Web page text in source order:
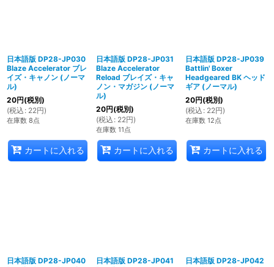
日本語版 DP28-JP030
Blaze Accelerator ブレ
イズ・キャノン (ノーマ
ル)
20円(税別)
(税込 : 22円)
在庫数 8点
カートに入れる
日本語版 DP28-JP031
Blaze Accelerator
Reload ブレイズ・キャ
ノン・マガジン (ノーマ
ル)
20円(税別)
(税込 : 22円)
在庫数 11点
カートに入れる
日本語版 DP28-JP039
Battlin' Boxer
Headgeared BK ヘッド
ギア (ノーマル)
20円(税別)
(税込 : 22円)
在庫数 12点
カートに入れる
日本語版 DP28-JP040
日本語版 DP28-JP041
日本語版 DP28-JP042